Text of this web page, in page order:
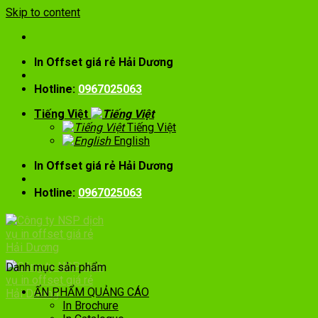
Skip to content
In Offset giá rẻ Hải Dương
Hotline: 0967025063
Tiếng Việt
Tiếng Việt
English
In Offset giá rẻ Hải Dương
Hotline: 0967025063
Danh mục sản phẩm
ẤN PHẨM QUẢNG CÁO
In Brochure